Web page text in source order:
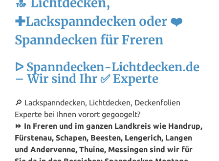
✚Lackspanndecken oder ❤️
Spanndecken für Freren
ᐅ Spanndecken-Lichtdecken.de
– Wir sind Ihr ✅ Experte
🔎 Lackspanndecken, Lichtdecken, Deckenfolien
Experte bei Ihnen vorort gegoogelt?
⏩ In Freren und im ganzen Landkreis wie Handrup,
Fürstenau, Schapen, Beesten, Lengerich, Langen
und Andervenne, Thuine, Messingen sind wir für